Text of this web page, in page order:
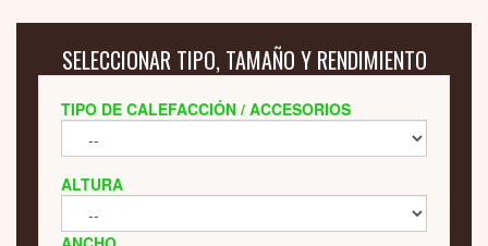
SELECCIONAR TIPO, TAMAÑO Y RENDIMIENTO
TIPO DE CALEFACCIÓN / ACCESORIOS
ALTURA